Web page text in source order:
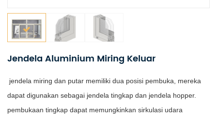
Jendela Aluminium Miring Keluar
jendela miring dan putar memiliki dua posisi pembuka, mereka
dapat digunakan sebagai jendela tingkap dan jendela hopper.
pembukaan tingkap dapat memungkinkan sirkulasi udara